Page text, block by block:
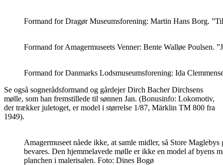
Formand for Dragør Museumsforening: Martin Hans Borg.
Formand for Amagermuseets Venner: Bente Walløe Poulsen.
Formand for Danmarks Lodsmuseumsforening: Ida
Se også sognerådsformand og gårdejer Dirch Bacher Dirchsens
mølle, som han fremstillede til sønnen Jan. (Bonusinfo: Lokomotiv,
der trækker juletoget, er model i størrelse 1/87, Märklin TM 800 fra
1949).
Amagermuseet nåede ikke, at samle midler, så Store
bevares. Den hjemmelavede mølle er ikke en model af byens
planchen i malerisalen. Foto: Dines Bogø